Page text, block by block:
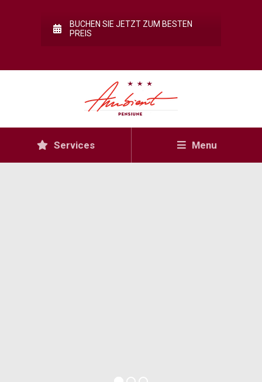
BUCHEN SIE JETZT ZUM BESTEN
PREIS
Services Menu